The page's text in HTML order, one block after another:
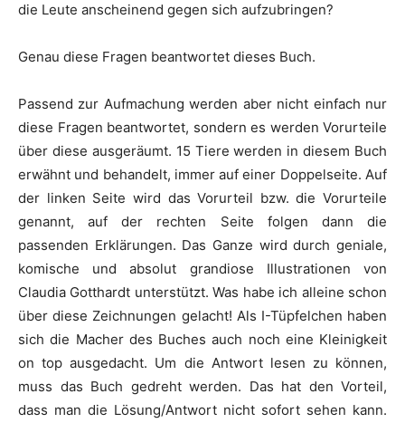
die Leute anscheinend gegen sich aufzubringen?
Genau diese Fragen beantwortet dieses Buch.
Passend zur Aufmachung werden aber nicht einfach nur
diese Fragen beantwortet, sondern es werden Vorurteile
über diese ausgeräumt. 15 Tiere werden in diesem Buch
erwähnt und behandelt, immer auf einer Doppelseite. Auf
der linken Seite wird das Vorurteil bzw. die Vorurteile
genannt, auf der rechten Seite folgen dann die
passenden Erklärungen. Das Ganze wird durch geniale,
komische und absolut grandiose Illustrationen von
Claudia Gotthardt unterstützt. Was habe ich alleine schon
über diese Zeichnungen gelacht! Als I-Tüpfelchen haben
sich die Macher des Buches auch noch eine Kleinigkeit
on top ausgedacht. Um die Antwort lesen zu können,
muss das Buch gedreht werden. Das hat den Vorteil,
dass man die Lösung/Antwort nicht sofort sehen kann.